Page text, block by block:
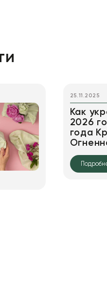
25.11.2025
Как
2026
года